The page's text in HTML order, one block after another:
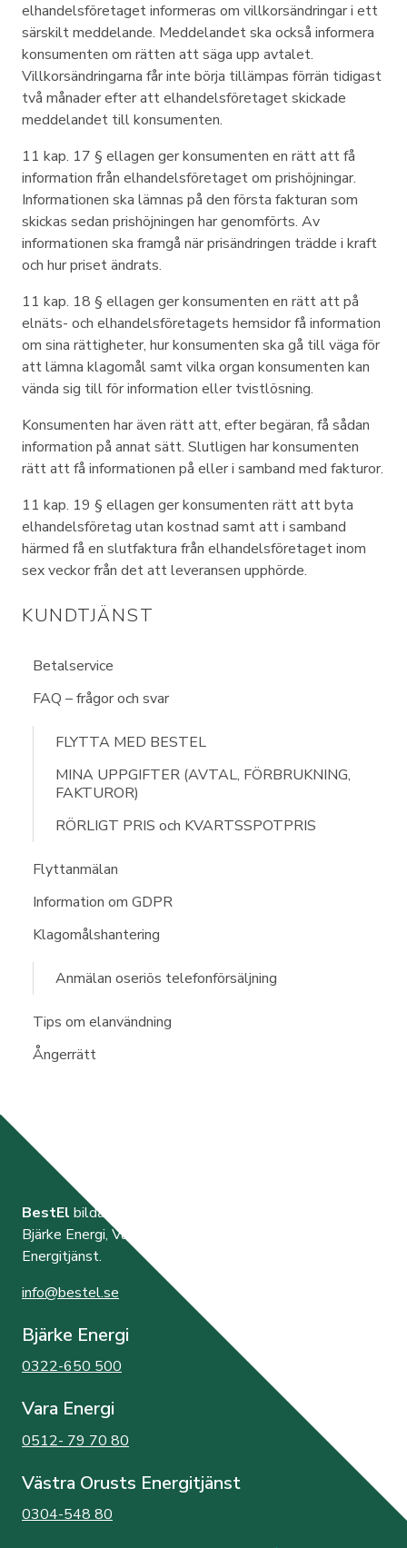
elhandelsföretaget informeras om villkorsändringar i ett
särskilt meddelande. Meddelandet ska också informera
konsumenten om rätten att säga upp avtalet.
Villkorsändringarna får inte börja tillämpas förrän tidigast
två månader efter att elhandelsföretaget skickade
meddelandet till konsumenten.
11 kap. 17 § ellagen ger konsumenten en rätt att få
information från elhandelsföretaget om prishöjningar.
Informationen ska lämnas på den första fakturan som
skickas sedan prishöjningen har genomförts. Av
informationen ska framgå när prisändringen trädde i kraft
och hur priset ändrats.
11 kap. 18 § ellagen ger konsumenten en rätt att på
elnäts- och elhandelsföretagets hemsidor få information
om sina rättigheter, hur konsumenten ska gå till väga för
att lämna klagomål samt vilka organ konsumenten kan
vända sig till för information eller tvistlösning.
Konsumenten har även rätt att, efter begäran, få sådan
information på annat sätt. Slutligen har konsumenten
rätt att få informationen på eller i samband med fakturor.
11 kap. 19 § ellagen ger konsumenten rätt att byta
elhandelsföretag utan kostnad samt att i samband
härmed få en slutfaktura från elhandelsföretaget inom
sex veckor från det att leveransen upphörde.
KUNDTJÄNST
Betalservice
FAQ – frågor och svar
FLYTTA MED BESTEL
MINA UPPGIFTER (AVTAL, FÖRBRUKNING,
FAKTUROR)
RÖRLIGT PRIS och KVARTSSPOTPRIS
Flyttanmälan
Information om GDPR
Klagomålshantering
Anmälan oseriös telefonförsäljning
Tips om elanvändning
Ångerrätt
BestEl bildades år 2000 av de tre elnätsföretagen
Bjärke Energi, Vara Energi samt Västra Orusts
Energitjänst.
info@bestel.se
Bjärke Energi
0322-650 500
Vara Energi
0512- 79 70 80
Västra Orusts Energitjänst
0304-548 80